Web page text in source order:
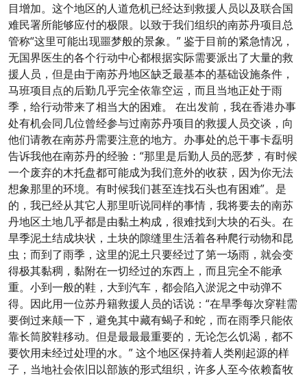
目增加。这个地区的人道危机已经达到救援人员以及联合国
难民署所能够应付的极限。以致于我们组织的南苏丹项目总
管称“这里可能出现噩梦般的景象。” 鉴于目前的紧急情况，
无国界医生的各个行动中心都根据实际需要派出了大量的救
援人员，但是由于南苏丹地区缺乏最基本的基础设施条件，
马班项目点的后勤几乎完全依靠空运，而且当地正处于雨
季，给行动带来了相当大的困难。 在出发前，我在香港办事
处有机会同几位曾经参与过南苏丹项目的救援人员交谈，向
他们请教在南苏丹需要注意的地方。办事处的总干事卡磊明
告诉我他在南苏丹的经验：“那里是后勤人员的恶梦，有时候
一个废弃的木托盘都可能成为我们意外的收获，因为你无法
想象那里的环境。有时候我们甚至连找石头也有困难”。是
的，我已经从其它人那里听说同样的事情，我将要去的南苏
丹地区土地几乎都是由黏土构成，很难找到大块的石头。在
旱季泥土结成块状，土块的隙缝里生活着各种爬行动物和昆
虫；而到了雨季，这里的泥土只要经过了第一场雨，就会变
得极其黏稠，黏附在一切经过的东西上，而且完全不能承
重。小到一般的鞋，大到汽车，都会陷入淤泥之中动弹不
得。因此用一位苏丹籍救援人员的话说：“在旱季每次穿鞋需
要倒过来颠一下，避免其中藏有蝎子和蛇，而在雨季只能依
靠长筒胶鞋移动。但是最最最重要的，无论怎么饥渴，都不
要饮用未经过处理的水。” 这个地区保持着人类刚起源的样
子，当地社会依旧以部族的形式组织，许多人至今依赖畜牧